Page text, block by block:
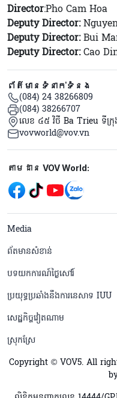
Director:Pho Cam Hoa
Deputy Director:
Deputy Director:Bui
Deputy Director:Cao
ព័ត៌មានទំនាក់ទំនង
(084) 24 38266809
(084) 38266707
លេខ ៤៥ វិថី Ba Trieu ទីក្
vovworld@vov.vn
Mạng xã hội
តាមដាន VOV World:
menu footer
Media
ព័តមានសំខាន់
បទយកការណ៍ថ្ងៃសៅរ៍
ប្រយុទ្ធប្រឆាំងនឹងការនេសាទ IUU
សេដ្ឋកិច្ចវៀតណាម
ស្រុកស្រែ
Copyright © VOV5. All